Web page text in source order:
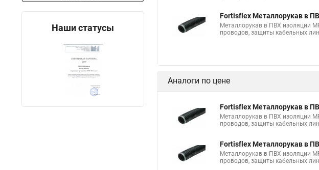
Наши статусы
Fortisflex Металлорукав в
Металлорукав в ПВХ изоляции
проводов, защиты кабельных
Аналоги по цене
Fortisflex Металлорукав в
Металлорукав в ПВХ изоляции
проводов, защиты кабельных
Fortisflex Металлорукав в
Металлорукав в ПВХ изоляции
проводов, защиты кабельных